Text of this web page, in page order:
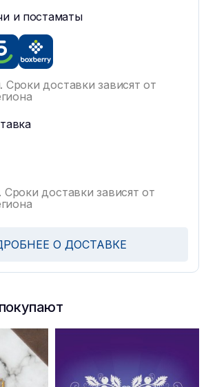
и постаматы
Сроки доставки зависят от
Сроки доставки зависят от
О ДОСТАВКЕ